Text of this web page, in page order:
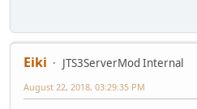
Eiki
JTS3ServerMod Internal
August 22, 2018, 03:29:35 PM